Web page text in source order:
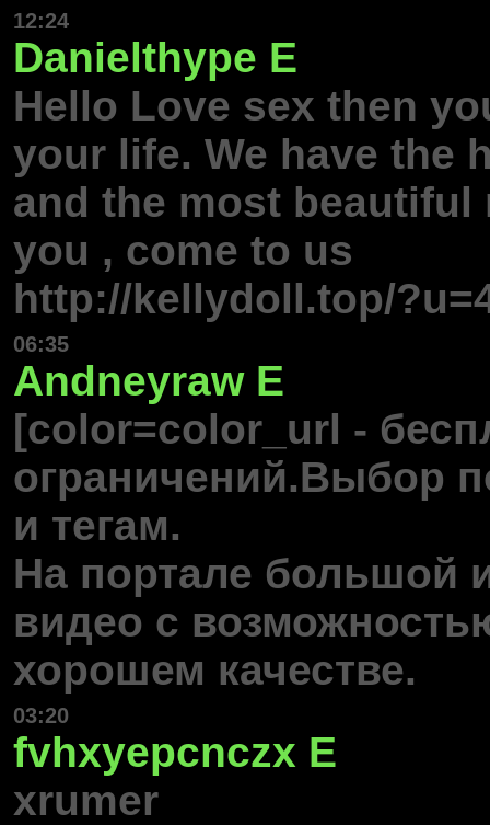
12:24
Danielthype E
Hello Love sex then
your life. We have the
and the most
you , come to us
http://kellydoll.top/
06:35
Andneyraw E
[color=color_url -
ограничений.Выбор
и тегам.
На портале большой
видео с
хорошем качестве.
03:20
fvhxyepcnczx E
xrumer